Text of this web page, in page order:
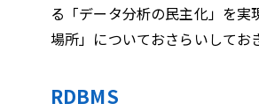
る「データ分析の民主化」を
場所」についておさらいしてお
RDBMS